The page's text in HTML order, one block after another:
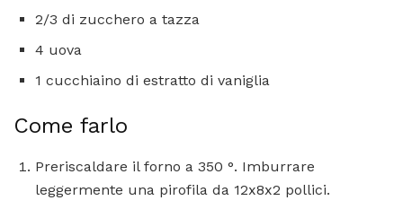
2/3 di zucchero a tazza
4 uova
1 cucchiaino di estratto di vaniglia
Come farlo
Preriscaldare il forno a 350 °. Imburrare
leggermente una pirofila da 12x8x2 pollici.